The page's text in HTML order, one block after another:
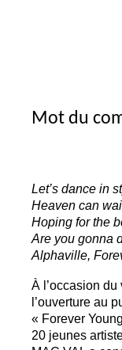
Mot du
Let’s dance in
Heaven can
Hoping for the
Are you gonna
Alphaville,
À l’occasion
l’ouverture au
« Forever Young
20 jeunes